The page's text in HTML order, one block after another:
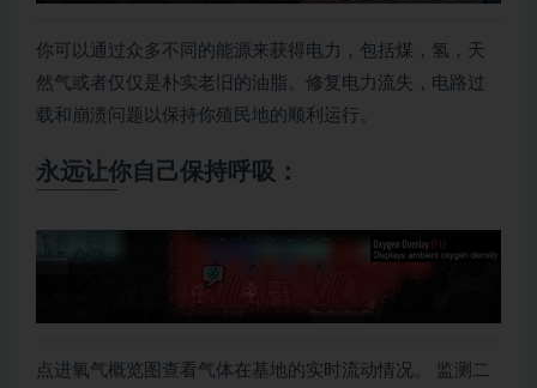
你可以通过众多不同的能源来获得电力，包括煤，氢，天
然气或者仅仅是朴实老旧的油脂。修复电力流失，电路过
载和崩溃问题以保持你殖民地的顺利运行。
永远让你自己保持呼吸：
点进氧气概览图查看气体在基地的实时流动情况。 监测二